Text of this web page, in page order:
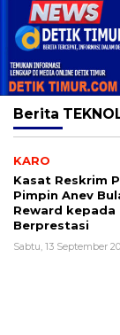
Berita
KARO
Kasat Reskrim
Pimpin Anev
Reward kepada
Berprestasi
Sabtu, 13 September